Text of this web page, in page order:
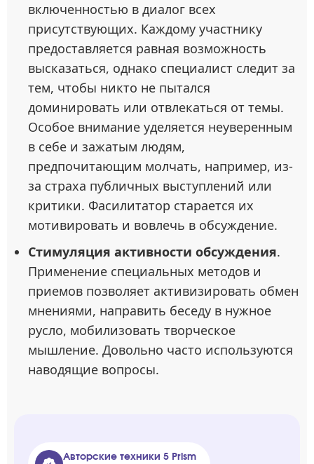
включенностью в диалог всех
присутствующих. Каждому участнику
предоставляется равная возможность
высказаться, однако специалист следит за
тем, чтобы никто не пытался
доминировать или отвлекаться от темы.
Особое внимание уделяется неуверенным
в себе и зажатым людям,
предпочитающим молчать, например, из-
за страха публичных выступлений или
критики. Фасилитатор старается их
мотивировать и вовлечь в обсуждение.
Стимуляция активности обсуждения.
Применение специальных методов и
приемов позволяет активизировать обмен
мнениями, направить беседу в нужное
русло, мобилизовать творческое
мышление. Довольно часто используются
наводящие вопросы.
Авторские техники 5 Prism